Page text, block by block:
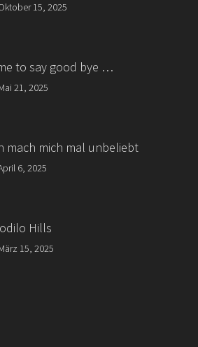
15, 2025
to say good bye …
21, 2025
mach mich mal unbeliebt
6, 2025
Hills
15, 2025